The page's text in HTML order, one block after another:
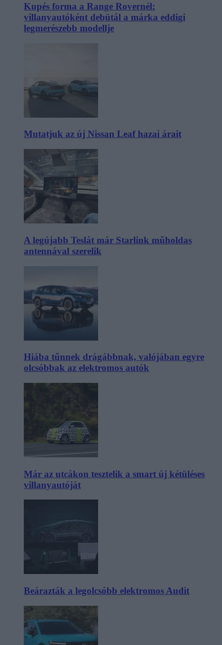
Kupés forma a Range Rovernél:
villanyautóként debütál a márka eddigi
legmerészebb modellje
Mutatjuk az új Nissan Leaf hazai árait
A legújabb Teslát már Starlink műholdas
antennával szerelik
Hiába tűnnek drágábbnak, valójában egyre
olcsóbbak az elektromos autók
Már az utcákon tesztelik a smart új kétüléses
villanyautóját
Beárazták a legolcsóbb elektromos Audit